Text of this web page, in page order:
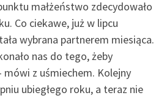
małżeństwo zdecydowało
Co ciekawe, już w lipcu
wybrana partnerem miesiąca.
nas do tego, żeby
mówi z uśmiechem. Kolejny
ubiegłego roku, a teraz nie